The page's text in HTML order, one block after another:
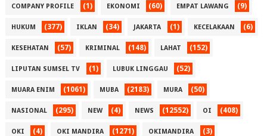
COMPANY PROFILE (1) EKONOMI (60) EMPAT LAWANG (9)
HUKUM (377) IKLAN (34) JAKARTA (1) KECELAKAAN (6)
KESEHATAN (57) KRIMINAL (148) LAHAT (152)
LIPUTAN SUMSEL TV (1) LUBUK LINGGAU (52)
MUARA ENIM (1061) MUBA (2183) MURA (50)
NASIONAL (295) NEW (4) NEWS (12552) OI (408)
OKI (4) OKI MANDIRA (1271) OKIMANDIRA (3)